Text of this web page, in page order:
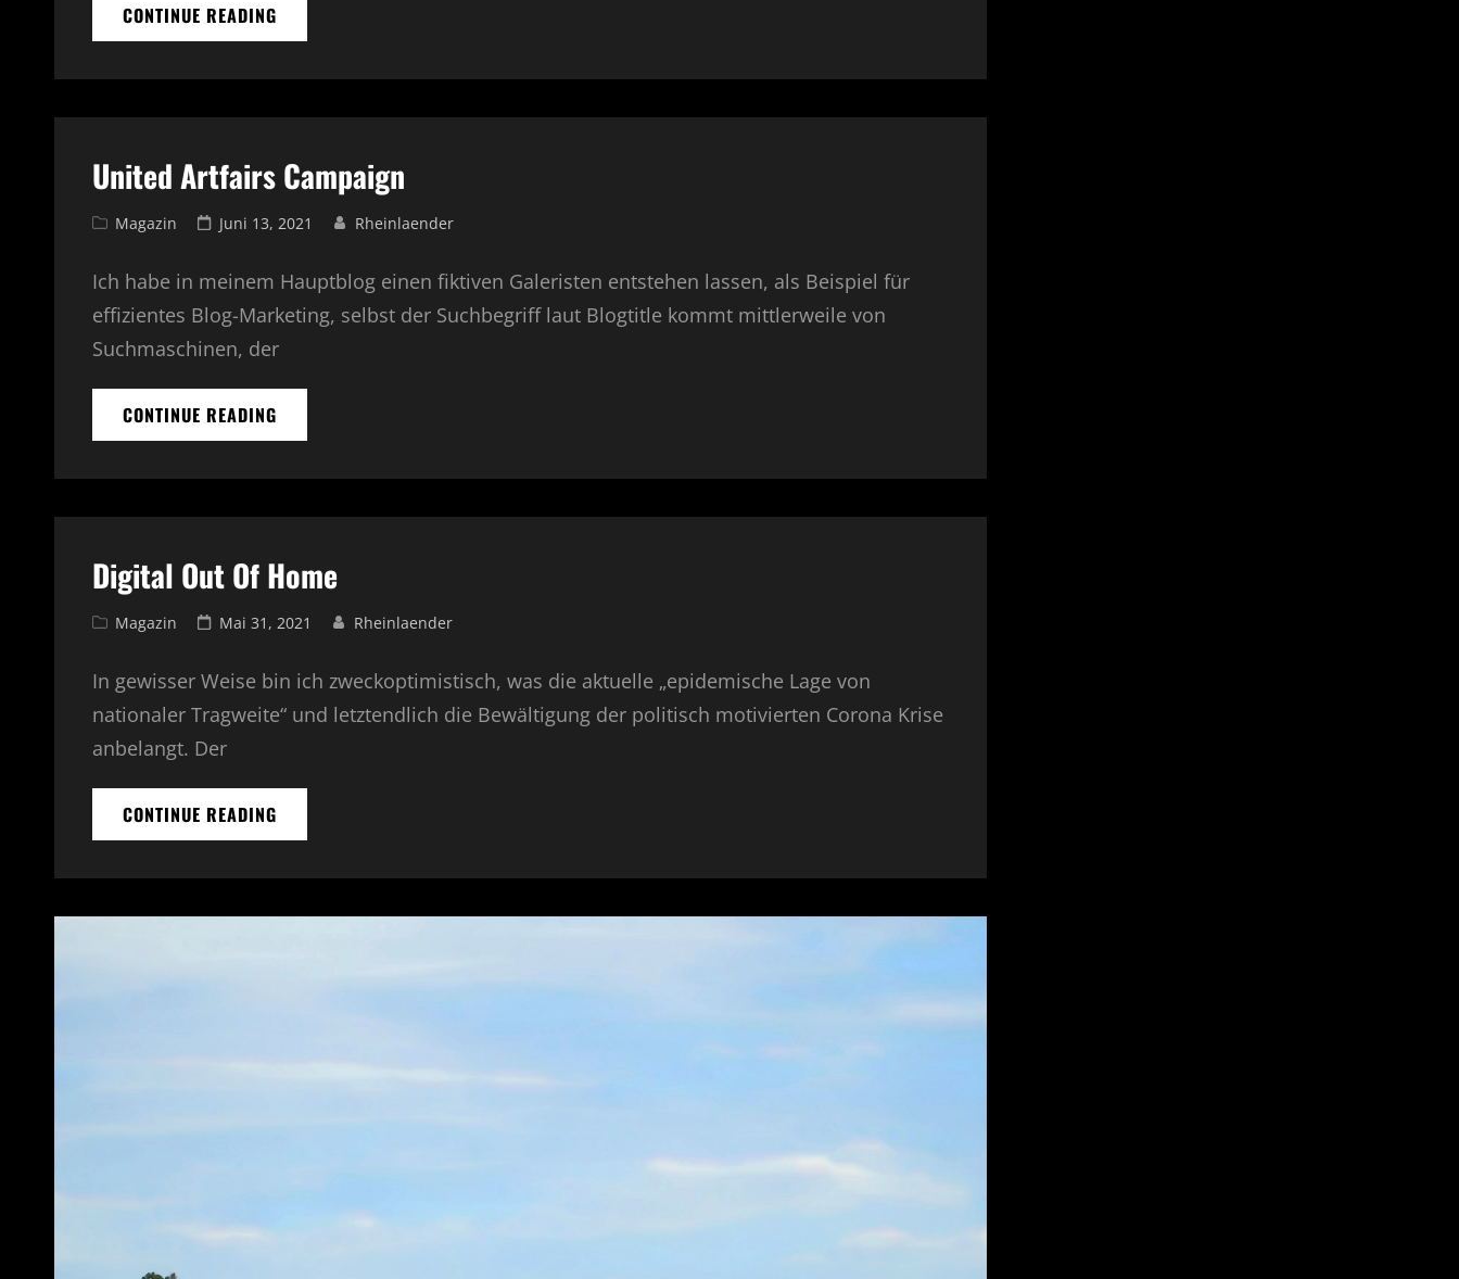
CONTINUE READING
NUR
–
SUCHMASCHINEN
RELEVANT?
United Artfairs Campaign
Cat
Magazin
Posted
Juni 13, 2021 Rheinlaender
Ich habe in meinem Hauptblog einen fiktiven Galeristen entstehen lassen, als Beispiel für
effizientes Blog-Marketing, selbst der Suchbegriff laut Blogtitle kommt mittlerweile von
Suchmaschinen, der
CONTINUE READING
ARTFAIRS
Digital Out Of Home
Cat
Magazin
Posted
Mai 31, 2021 Rheinlaender
In gewisser Weise bin ich zweckoptimistisch, was die aktuelle „epidemische Lage von
nationaler Tragweite“ und letztendlich die Bewältigung der politisch motivierten Corona Krise
anbelangt. Der
CONTINUE READING
OUT
HOME